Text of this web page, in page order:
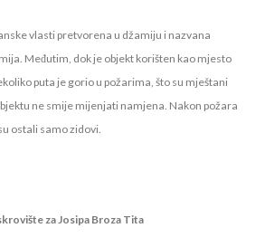
vlasti pretvorena u džamiju i nazvana
Međutim, dok je objekt korišten kao mjesto
puta je gorio u požarima, što su mještani
ne smije mijenjati namjena. Nakon požara
ostali samo zidovi.
za Josipa Broza Tita